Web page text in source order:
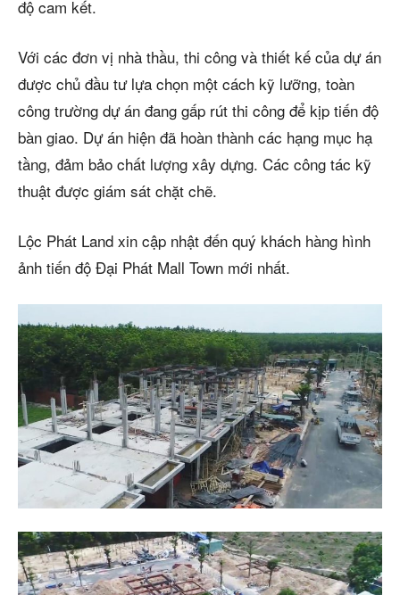
độ cam kết.
Với các đơn vị nhà thầu, thi công và thiết kế của dự án
được chủ đầu tư lựa chọn một cách kỹ lưỡng, toàn
công trường dự án đang gấp rút thi công để kịp tiến độ
bàn giao. Dự án hiện đã hoàn thành các hạng mục hạ
tầng, đảm bảo chất lượng xây dựng. Các công tác kỹ
thuật được giám sát chặt chẽ.
Lộc Phát Land xin cập nhật đến quý khách hàng hình
ảnh tiến độ Đại Phát Mall Town mới nhất.